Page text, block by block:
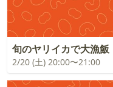
旬のヤリイカで大漁飯
2/20 (土) 20:00〜21:00